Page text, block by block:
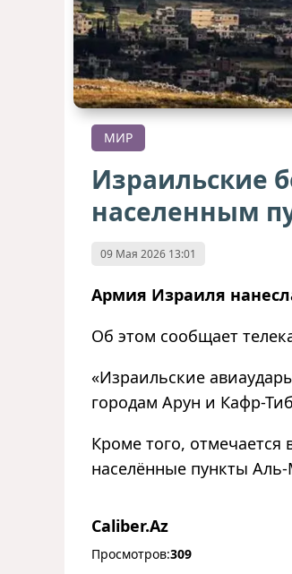
МИР
Израильские
населенным
09 Мая 2026 13:01
Армия Израиля
Об этом сообщает
«Израильские
городам Арун и Кафр-
Кроме того,
населённые пункты
Caliber.Az
Просмотров:309